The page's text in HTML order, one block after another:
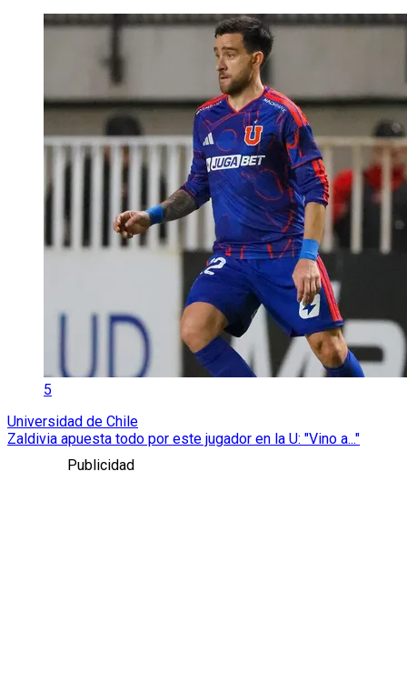
5
Universidad de Chile
Zaldivia apuesta todo por este jugador en la U: "Vino a..."
Publicidad